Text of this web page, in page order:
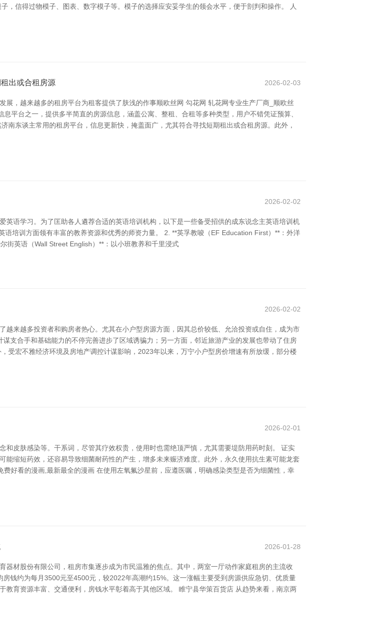
，信得过物模子、图表、数字模子等。模子的选择应安妥学生的领会水平，便于剖判和操作。 人
出或合租房源 2026-02-03
，越来越多的租房平台为租客提供了肤浅的作事顺欧丝网 勾花网 轧花网专业生产厂商_顺欧丝
平台之一，提供多半简直的房源信息，涵盖公寓、整租、合租等多种类型，用户不错凭证预算、
南东谈主常用的租房平台，信息更新快，掩盖面广，尤其符合寻找短期租出或合租房源。此外，
2026-02-02
语学习。为了匡助各人遴荐合适的英语培训机构，以下是一些备受招供的成东说念主英语培训机
培训方面领有丰富的教养资源和优秀的师资力量。 2. **英孚教唆（EF Education First）**：外洋
街英语（Wall Street English）**：以小班教养和千里浸式
2026-02-02
越来越多投资者和购房者热心。尤其在小户型房源方面，因其总价较低、允洽投资或自住，成为市
支合手和基础能力的不停完善进步了区域诱骗力；另一方面，邻近旅游产业的发展也带动了住房
受宏不雅经济环境及房地产调控计谋影响，2023年以来，万宁小户型房价增速有所放缓，部分楼
2026-02-01
皮肤感染等。干系词，尽管其疗效权贵，使用时也需绝顶严慎，尤其需要堤防用药时刻。 证实
缩短药效，还容易导致细菌耐药性的产生，增多未来赈济难度。此外，永久使用抗生素可能龙套
好看的漫画,最新最全的漫画 在使用左氧氟沙星前，应遵医嘱，明确感染类型是否为细菌性，幸
2026-01-28
材股份有限公司，租房市集逐步成为市民温雅的焦点。其中，两室一厅动作家庭租房的主流收
钱约为每月3500元至4500元，较2022年高潮约15%。这一涨幅主要受到房源供应急切、优质量
育资源丰富、交通便利，房钱水平彰着高于其他区域。 睢宁县华策百货店 从趋势来看，南京两